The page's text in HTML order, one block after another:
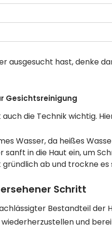
ausgesucht hast, denke
Gesichtsreinigung
die Technik wichtig.
Wasser, da heißes
sanft in die Haut ein, um
gründlich ab und trockne
Schritt
Bestandteil der
und